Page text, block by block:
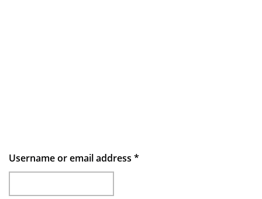
Username or email address *